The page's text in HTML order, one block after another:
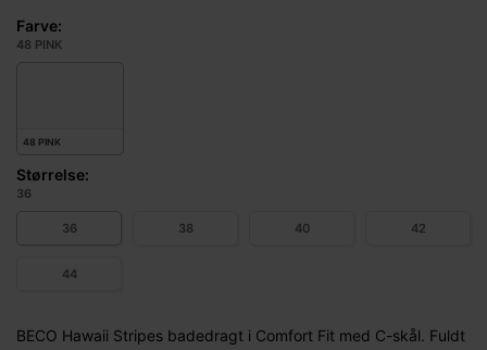
Farve:
48 PINK
48 PINK
Størrelse:
36
36 38 40 42
44
BECO Hawaii Stripes badedragt i Comfort Fit med C-skål. Fuldt